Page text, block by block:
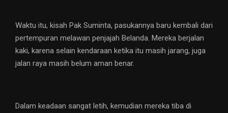
Waktu itu, kisah Pak Suminta, pasukannya baru kembali dari
pertempuran melawan penjajah Belanda. Mereka berjalan
kaki, karena selain kendaraan ketika itu masih jarang, juga
jalan raya masih belum aman benar.
Dalam keadaan sangat letih, kemudian mereka tiba di